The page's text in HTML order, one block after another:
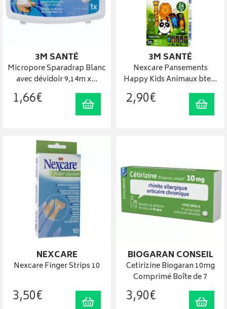
3M SANTÉ
Micropore Sparadrap Blanc
avec dévidoir 9,14m x…
1,66€ Ajouter au panier
3M SANTÉ
Nexcare Pansements
Happy Kids Animaux bte…
2,90€
NEXCARE
Nexcare Finger Strips 10
3,50€ Ajouter au panier
BIOGARAN CONSEIL
Cetirizine Biogaran 10mg
Comprimé Boîte de 7
3,90€